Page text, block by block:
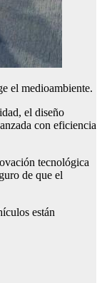
el medioambiente.
el diseño
con eficiencia
tecnológica
de que el
están